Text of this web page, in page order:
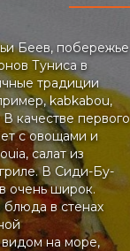
Беев, побережье
Туниса в
традиции
kabkabou,
качестве первого
с овощами и
салат из
В Сиди-Бу-
очень широк.
в стенах
на море,